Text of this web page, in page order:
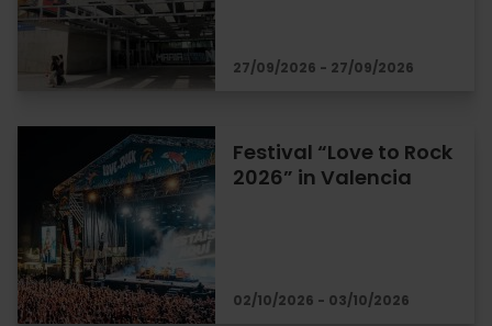
27/09/2026 - 27/09/2026
Festival “Love to Rock
2026” in Valencia
02/10/2026 - 03/10/2026